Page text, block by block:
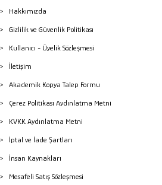
Hakkımızda
Gizlilik ve Güvenlik Politikası
Kullanıcı - Üyelik Sözleşmesi
İletişim
Akademik Kopya Talep Formu
Çerez Politikası Aydınlatma Metni
KVKK Aydınlatma Metni
İptal ve İade Şartları
İnsan Kaynakları
Mesafeli Satış Sözleşmesi